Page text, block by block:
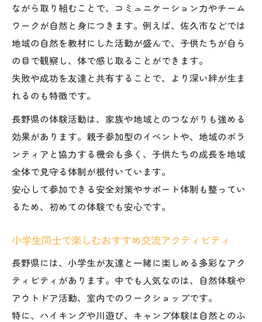
小学生に人気の長野県遊び場ランキング紹
介
長野で小学生が友達と楽しむ遊び場選びの
コツ
小学生同士で盛り上がる長野県おすすめス
ポット
自然豊かな長野で小学生が友達と過ごす日々
小学生が友達と長野の自然を満喫する方法
長野県の自然体験で小学生の交流が深まる
理由
小学生が体験する長野県の自然と友情の魅
自然の中で小学生が友達と過ごすおすすめ
時間
小学生の友情を育てる長野県のおすすめ体験
ながら取り組むことで、コミュニケーション力やチーム
ワークが自然と身につきます。例えば、佐久市などでは
地域の自然を教材にした活動が盛んで、子供たちが自ら
の目で観察し、体で感じ取ることができます。
失敗や成功を友達と共有することで、より深い絆が生ま
れるのも特徴です。
長野県の体験活動は、家族や地域とのつながりも強める
効果があります。親子参加型のイベントや、地域のボラ
ンティアと協力する機会も多く、子供たちの成長を地域
全体で見守る体制が根付いています。
安心して参加できる安全対策やサポート体制も整ってい
るため、初めての体験でも安心です。
小学生同士で楽しむおすすめ交流アクティビティ
長野県には、小学生が友達と一緒に楽しめる多彩なアク
ティビティがあります。中でも人気なのは、自然体験や
アウトドア活動、室内でのワークショップです。
特に、ハイキングや川遊び、キャンプ体験は自然とのふ